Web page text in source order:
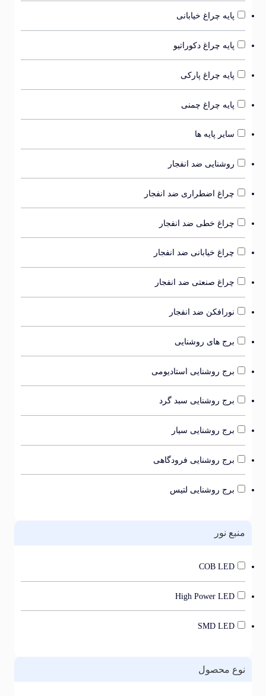
پایه چراغ خیابانی
پایه چراغ دکوراتیو
پایه چراغ پارکی
پایه چراغ چمنی
سایر پایه ها
روشنایی ضد انفجار
چراغ اضطراری ضد انفجار
چراغ خطی ضد انفجار
چراغ خیابانی ضد انفجار
چراغ صنعتی ضد انفجار
نورافکن ضد انفجار
برج های روشنایی
برج روشنایی استادیومی
برج روشنایی سبد گرد
برج روشنایی سیار
برج روشنایی فرودگاهی
برج روشنایی لتیس
نور
COB LED
High Power LED
SMD LED
محصول